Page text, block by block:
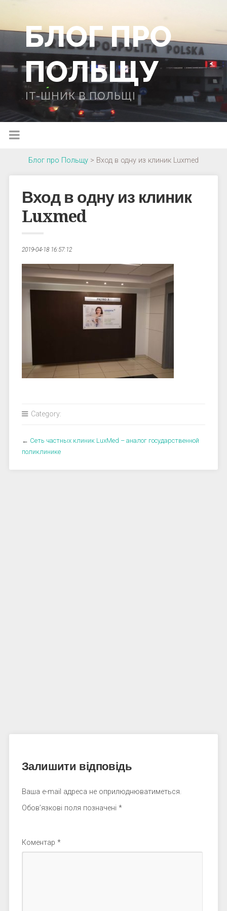
БЛОГ ПРО
ПОЛЬЩУ
IT-ШНИК В ПОЛЬЩІ
Блог про Польщу > Вход в одну из клиник Luxmed
Вход в одну из клиник
Luxmed
2019-04-18 16:57:12
Category:
← Сеть частных клиник LuxMed – аналог государственной
поликлинике
Залишити відповідь
Ваша e-mail адреса не оприлюднюватиметься.
Обов’язкові поля позначені *
Коментар *